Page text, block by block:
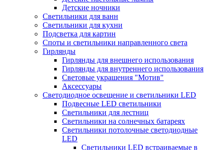
Детские ночники
Светильники для ванн
Светильники для кухни
Подсветка для картин
Споты и светильники направленного света
Гирлянды
Гирлянды для внешнего использования
Гирлянды для внутреннего использования
Световые украшения "Мотив"
Аксессуары
Светодиодное освещение и светильники LED
Подвесные LED светильники
Светильники для лестниц
Светильники на солнечных батареях
Светильники потолочные светодиодные
LED
Cветильники LED встраиваемые в